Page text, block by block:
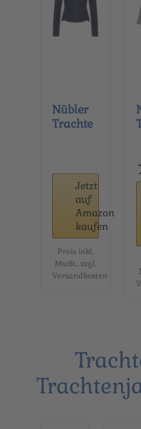
Nübler
Trachte
Damen
Jetzt
auf
Amazon
kaufen
Preis inkl.
MwSt., zzgl.
Versandkosten